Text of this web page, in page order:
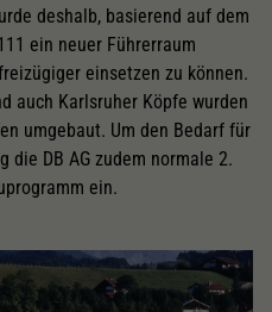
deshalb, basierend auf dem
ein neuer Führerraum
einsetzen zu können.
auch Karlsruher Köpfe wurden
umgebaut. Um den Bedarf für
die DB AG zudem normale 2.
ein.